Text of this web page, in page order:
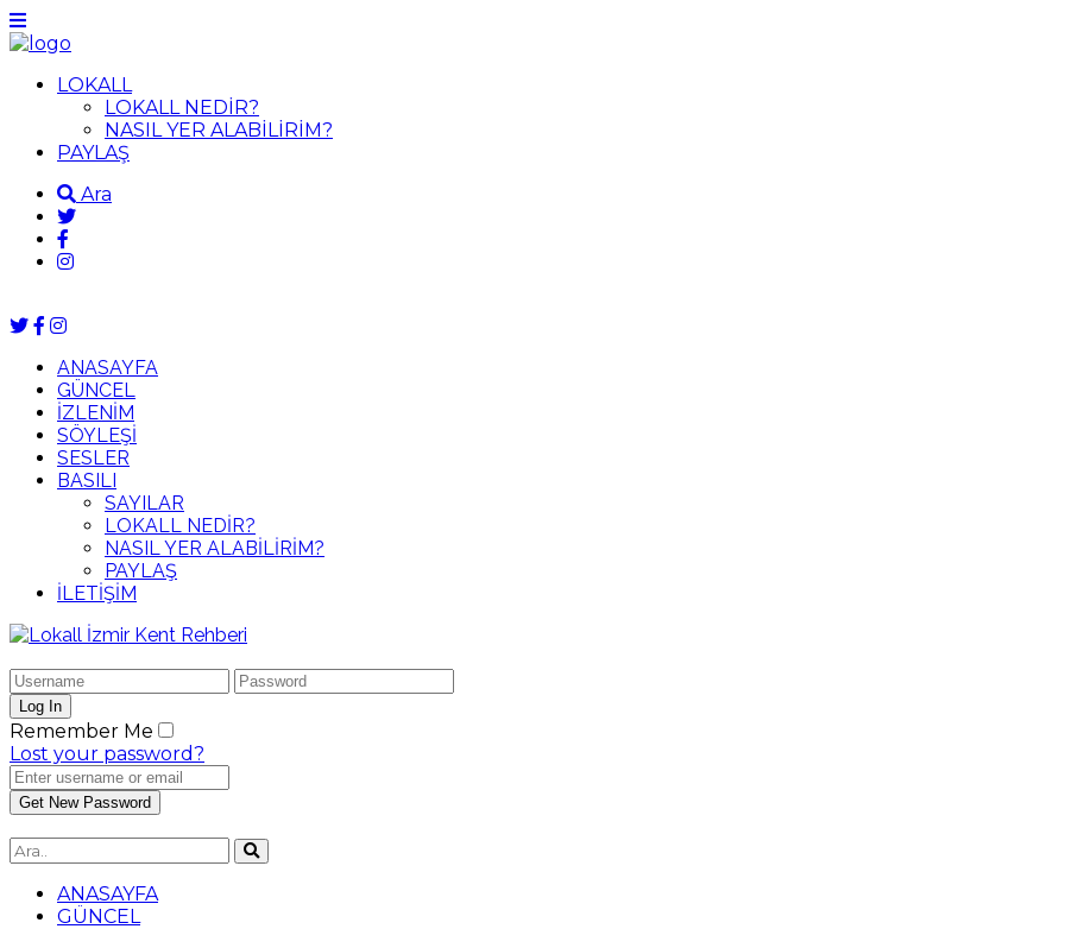
LOKALL
LOKALL NEDİR?
NASIL YER ALABİLİRİM?
PAYLAŞ
Ara
ANASAYFA
GÜNCEL
İZLENİM
SÖYLEŞİ
SESLER
BASILI
SAYILAR
LOKALL NEDİR?
NASIL YER ALABİLİRİM?
PAYLAŞ
İLETİŞİM
Remember Me
Lost your password?
ANASAYFA
GÜNCEL